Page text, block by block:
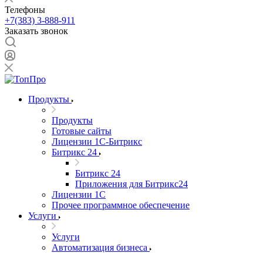
Телефоны
+7(383) 3-888-911
Заказать звонок
Продукты
Продукты
Готовые сайты
Лицензии 1С-Битрикс
Битрикс 24
Битрикс 24
Приложения для Битрикс24
Лицензии 1С
Прочее программное обеспечение
Услуги
Услуги
Автоматизация бизнеса